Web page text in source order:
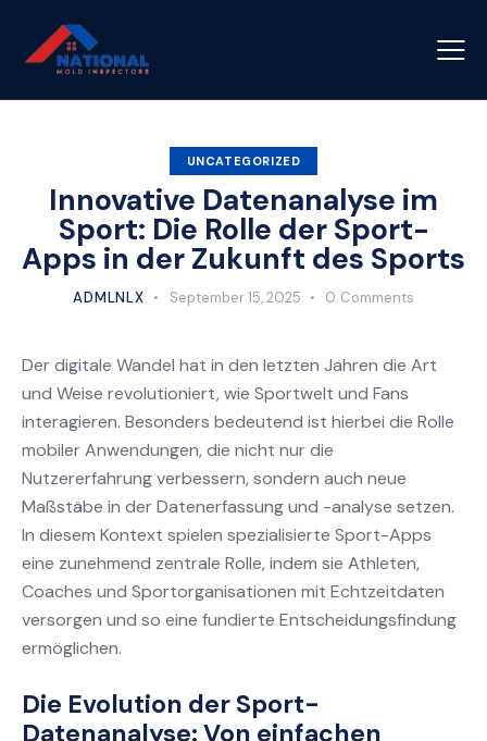
UNCATEGORIZED
Innovative Datenanalyse im
Sport: Die Rolle der Sport-
Apps in der Zukunft des Sports
ADMLNLX September 15, 2025 0 Comments
Der digitale Wandel hat in den letzten Jahren die Art
und Weise revolutioniert, wie Sportwelt und Fans
interagieren. Besonders bedeutend ist hierbei die Rolle
mobiler Anwendungen, die nicht nur die
Nutzererfahrung verbessern, sondern auch neue
Maßstäbe in der Datenerfassung und -analyse setzen.
In diesem Kontext spielen spezialisierte Sport-Apps
eine zunehmend zentrale Rolle, indem sie Athleten,
Coaches und Sportorganisationen mit Echtzeitdaten
versorgen und so eine fundierte Entscheidungsfindung
ermöglichen.
Die Evolution der Sport-
Datenanalyse: Von einfachen